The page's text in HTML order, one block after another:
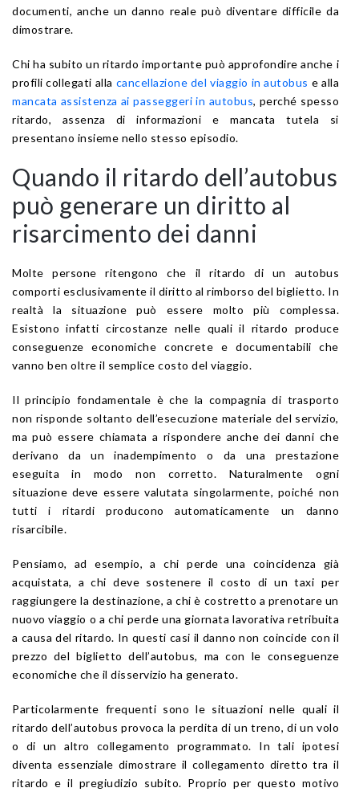
documenti, anche un danno reale può diventare difficile da
dimostrare.
Chi ha subito un ritardo importante può approfondire anche i
profili collegati alla cancellazione del viaggio in autobus e alla
mancata assistenza ai passeggeri in autobus, perché spesso
ritardo, assenza di informazioni e mancata tutela si
presentano insieme nello stesso episodio.
Quando il ritardo dell’autobus
può generare un diritto al
risarcimento dei danni
Molte persone ritengono che il ritardo di un autobus
comporti esclusivamente il diritto al rimborso del biglietto. In
realtà la situazione può essere molto più complessa.
Esistono infatti circostanze nelle quali il ritardo produce
conseguenze economiche concrete e documentabili che
vanno ben oltre il semplice costo del viaggio.
Il principio fondamentale è che la compagnia di trasporto
non risponde soltanto dell’esecuzione materiale del servizio,
ma può essere chiamata a rispondere anche dei danni che
derivano da un inadempimento o da una prestazione
eseguita in modo non corretto. Naturalmente ogni
situazione deve essere valutata singolarmente, poiché non
tutti i ritardi producono automaticamente un danno
risarcibile.
Pensiamo, ad esempio, a chi perde una coincidenza già
acquistata, a chi deve sostenere il costo di un taxi per
raggiungere la destinazione, a chi è costretto a prenotare un
nuovo viaggio o a chi perde una giornata lavorativa retribuita
a causa del ritardo. In questi casi il danno non coincide con il
prezzo del biglietto dell’autobus, ma con le conseguenze
economiche che il disservizio ha generato.
Particolarmente frequenti sono le situazioni nelle quali il
ritardo dell’autobus provoca la perdita di un treno, di un volo
o di un altro collegamento programmato. In tali ipotesi
diventa essenziale dimostrare il collegamento diretto tra il
ritardo e il pregiudizio subito. Proprio per questo motivo